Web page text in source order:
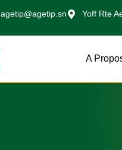
agetip@agetip.sn Yoff Rte
A